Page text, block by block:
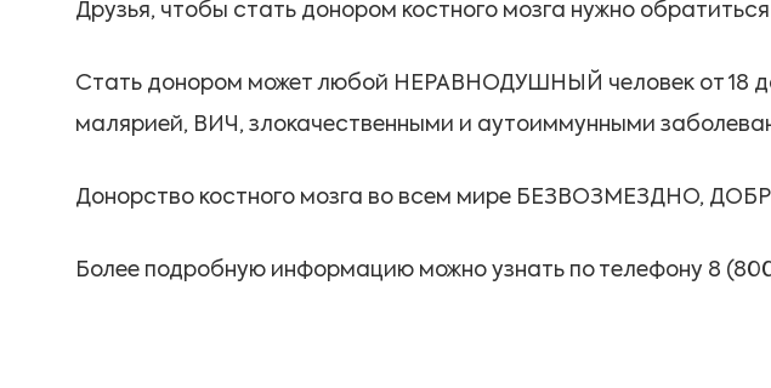
Друзья, чтобы стать донором костного мозга нужно
Стать донором может любой НЕРАВНОДУШНЫЙ человек от 18
малярией, ВИЧ, злокачественными и аутоиммунными
Донорство костного мозга во всем мире БЕЗВОЗМЕЗДНО,
Более подробную информацию можно узнать по телефону 8